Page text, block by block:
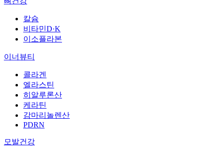
칼슘
비타민D·K
이소플라본
이너뷰티
콜라겐
엘라스틴
히알루론산
케라틴
감마리놀렌산
PDRN
모발건강